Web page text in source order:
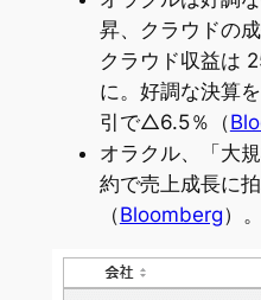
昇、クラウドの
クラウド収益は
に。好調な決算
引で△6.5％（
オラクル、「大
約で売上成長に
（Bloomberg）。